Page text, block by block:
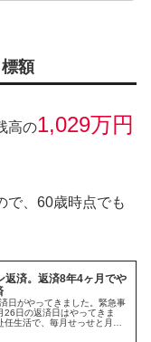
額
高の1,029万円
で、60歳時点でも
返済。返済8年4ヶ月でや
日がやってきました。緊急事
26日の返済日はやってきま
任生活で、毎月せっせと月の